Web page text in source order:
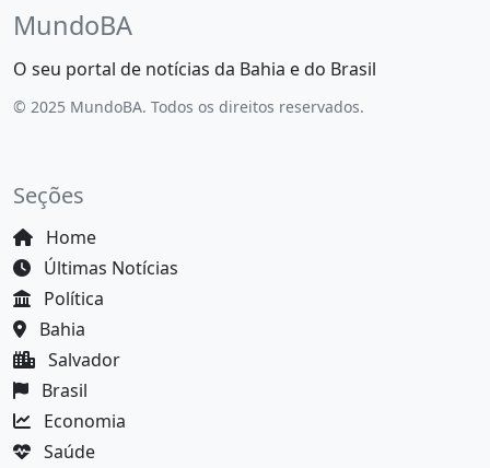
MundoBA
O seu portal de notícias da Bahia e do Brasil
© 2025 MundoBA. Todos os direitos reservados.
Seções
Home
Últimas Notícias
Política
Bahia
Salvador
Brasil
Economia
Saúde